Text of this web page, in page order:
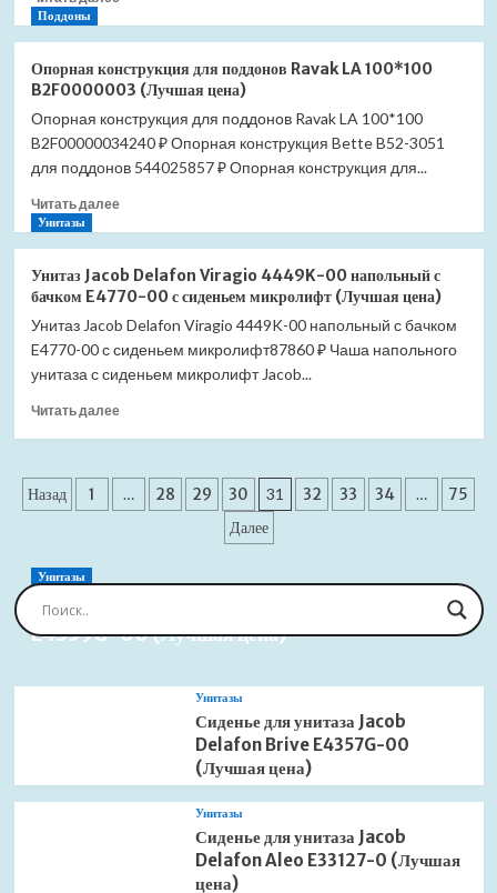
цена)
конструкция
для
поддонов
Ravak
LA
B2F0000001
цена)
Поддоны
Опорная конструкция для поддонов Ravak LA 100*100
B2F0000003 (Лучшая цена)
Опорная конструкция для поддонов Ravak LA 100*100
B2F00000034240 ₽ Опорная конструкция Bette B52-3051
для поддонов 544025857 ₽ Опорная конструкция для...
Читать далееПрочитать
Опорная
конструкция
для
поддонов
Ravak
LA
B2F0000003
Унитазы
Унитаз Jacob Delafon Viragio 4449K-00 напольный с
бачком E4770-00 с сиденьем микролифт (Лучшая цена)
Унитаз Jacob Delafon Viragio 4449K-00 напольный с бачком
E4770-00 с сиденьем микролифт87860 ₽ Чаша напольного
унитаза с сиденьем микролифт Jacob...
Читать далееПрочитать
Delafon
бачком
цена)
Пагинация
Назад 1 … 28 29 30 31 32 33 34 …
75
Далее
Унитазы
Сиденье для унитаза Jacob Delafon Brive
E4359G-00 (Лучшая цена)
Унитазы
Сиденье для унитаза Jacob
Delafon Brive E4357G-00
(Лучшая цена)
Унитазы
Сиденье для унитаза Jacob
Delafon Aleo E33127-0 (Лучшая
цена)